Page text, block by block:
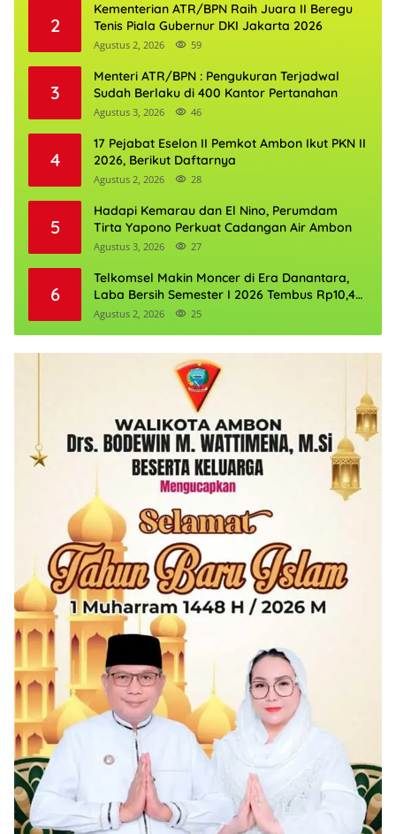
2
Kementerian ATR/BPN Raih Juara II Beregu
Tenis Piala Gubernur DKI Jakarta 2026
Agustus 2, 2026 59
3
Menteri ATR/BPN : Pengukuran Terjadwal
Sudah Berlaku di 400 Kantor Pertanahan
Agustus 3, 2026 46
4
17 Pejabat Eselon II Pemkot Ambon Ikut PKN II
2026, Berikut Daftarnya
Agustus 2, 2026 28
5
Hadapi Kemarau dan El Nino, Perumdam
Tirta Yapono Perkuat Cadangan Air Ambon
Agustus 3, 2026 27
6
Telkomsel Makin Moncer di Era Danantara,
Laba Bersih Semester I 2026 Tembus Rp10,4
Triliun
Agustus 2, 2026 25